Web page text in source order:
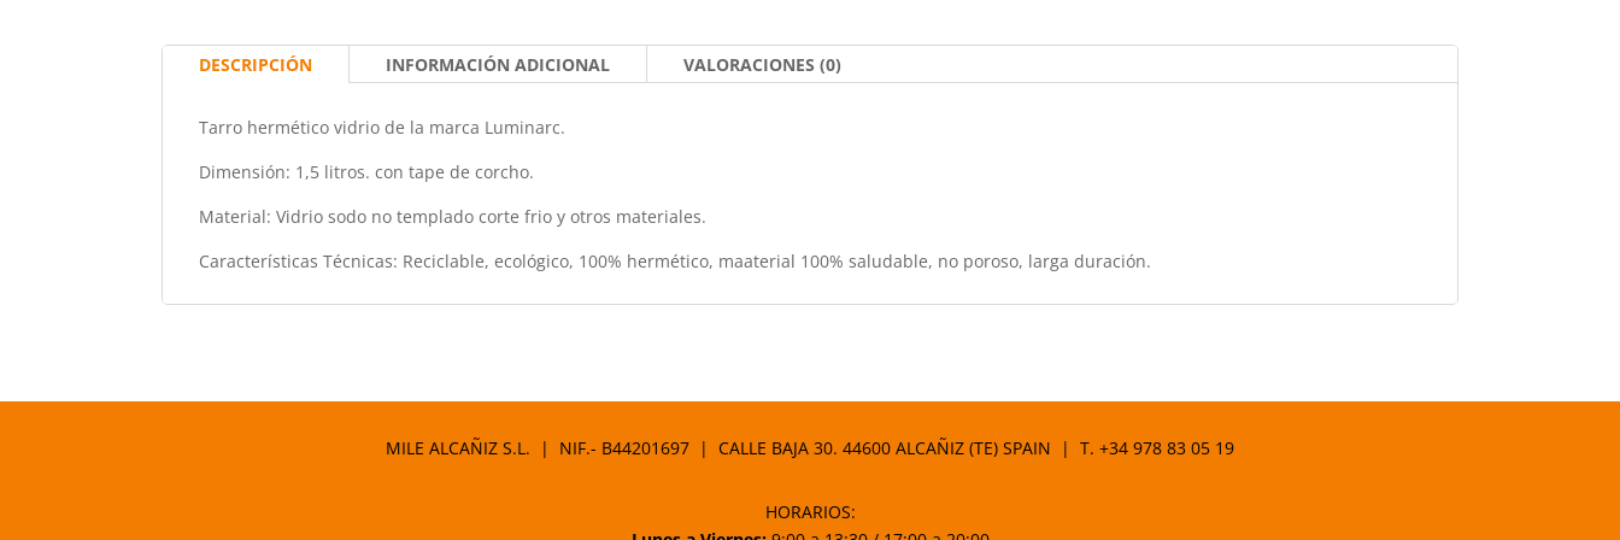
DESCRIPCIÓN INFORMACIÓN ADICIONAL VALORACIONES (0)
Tarro hermético vidrio de la marca Luminarc.
Dimensión: 1,5 litros. con tape de corcho.
Material: Vidrio sodo no templado corte frio y otros materiales.
Características Técnicas: Reciclable, ecológico, 100% hermético, maaterial 100% saludable, no poroso, larga duración.
MILE ALCAÑIZ S.L. | NIF.- B44201697 | CALLE BAJA 30. 44600 ALCAÑIZ (TE) SPAIN | T. +34 978 83 05 19
HORARIOS: